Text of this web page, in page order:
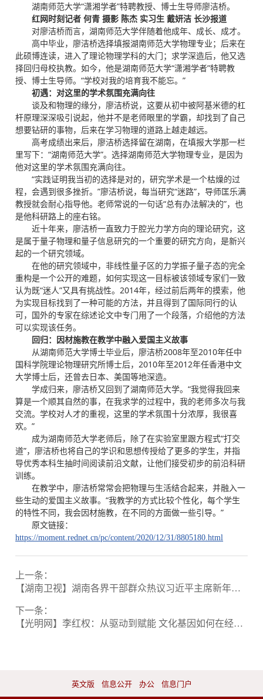
湖南师范大学“潇湘学者”特聘教授、博士生导师廖洁桥。
红网时刻记者 何青 摄影 陈杰 实习生 戴妍洁 长沙报道
对廖洁桥而言，湖南师范大学伴随着他成年、成长、成才。
高中毕业，廖洁桥选择填报湖南师范大学物理专业；后来在
此硕博连读，进入了理论物理学科的大门；求学深造后，他又选
择回归母校执教。如今，他是湖南师范大学“潇湘学者”特聘教
授、博士生导师。“学校对我的培育我不能忘。”
初遇：对这里的学术氛围充满向往
谈及和物理的缘分，廖洁桥说，这要从初中被阿基米德的杠
杆原理深深吸引说起，他并不是老师眼里的学霸，却找到了自己
想要钻研的事物，后来在学习物理的道路上越走越远。
高考成绩出来后，廖洁桥选择留在湖南，在填报大学那一栏
里写下：“湖南师范大学”。选择湖南师范大学物理专业，是因为
他对这里的学术氛围充满向往。
“实践证明我当初的选择是对的，研究学术是一个枯燥的过
程，会遇到很多挫折。”廖洁桥说，每当研究“迷路”，导师匡乐满
教授就会耐心指导他。老师常说的一句话“总有办法解决的”，也
是他科研路上的座右铭。
近十年来，廖洁桥一直致力于腔光力学方向的理论研究，这
是属于量子物理和量子信息研究的一个重要的研究方向，是新兴
起的一个研究领域。
在他的研究领域中，非线性量子区的力学振子量子态的完全
重构是一个公开的难题，如何实现这一目标被该领域专家们一致
认为既“迷人”又具有挑战性。2014年，经过前后两年的摸索，他
为实现目标找到了一种可能的方法，并且得到了国际同行的认
可，国外的专家在综述论文中专门用了一个段落，介绍他的方法
可以实现该任务。
回归：因材施教在教学中融入爱国主义故事
从湖南师范大学博士毕业后，廖洁桥2008年至2010年任中
国科学院理论物理研究所博士后，2010年至2012年任香港中文
大学博士后，还曾去日本、美国等地深造。
学成归来，廖洁桥又回到了湖南师范大学。“我觉得我回来
算是一个顺其自然的事，在我求学的过程中，我的老师多次与我
交流。学校对人才的重视，这里的学术氛围十分浓厚，我很喜
欢。”
成为湖南师范大学老师后，除了在实验室里跟方程式“打交
道”，廖洁桥也将自己的学识和思想传授给了更多的学生，并指
导优秀本科生抽时间阅读前沿文献，让他们接受初步的前沿科研
训练。
在教学中，廖洁桥常常会把物理与生活结合起来，并融入一
些生动的爱国主义故事。“我教学的方式比较个性化，每个学生
的特性不同，我会因材施教，在不同的方面做一些引导。”
原文链接：
https://moment.rednet.cn/pc/content/2020/12/31/8805180.html
上一条：
【湖南卫视】湖南各界干部群众热议习近平主席新年贺词
下一条：
【光明网】李红权：从驱动到赋能 文化基因如何在经济土壤中生根结果
英文版 信息公开 办公 信息门户